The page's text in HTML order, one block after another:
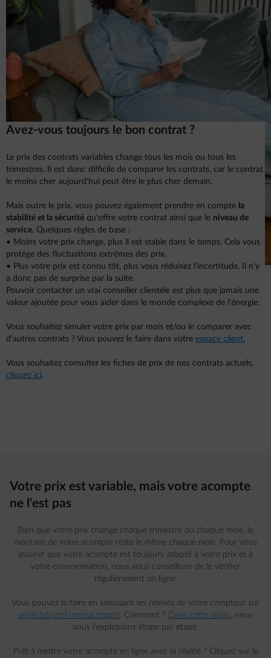
Avez-vous toujours le bon contrat ?
Le prix des contrats variables change tous les mois ou tous les
trimestres. Il est donc difficile de comparer les contrats, car le contrat
le moins cher aujourd'hui peut être le plus cher demain.
Mais outre le prix, vous pouvez également prendre en compte la
stabilité et la sécurité qu'offre votre contrat ainsi que le niveau de
service. Quelques règles de base :
• Moins votre prix change, plus il est stable dans le temps. Cela vous
protège des fluctuations extrêmes des prix.
• Plus votre prix est connu tôt, plus vous réduisez l'incertitude. Il n'y
a donc pas de surprise par la suite.
Pouvoir contacter un vrai conseiller clientèle est plus que jamais une
valeur ajoutée pour vous aider dans le monde complexe de l'énergie.
Vous souhaitez simuler votre prix par mois et/ou le comparer avec
d'autres contrats ? Vous pouvez le faire dans votre espace client.
Vous souhaitez consulter les fiches de prix de nos contrats actuels,
cliquez ici.
Votre prix est variable, mais votre acompte
ne l'est pas
Bien que votre prix change chaque trimestre ou chaque mois, le
montant de votre acompte reste le même chaque mois. Pour vous
assurer que votre acompte est toujours adapté à votre prix et à
votre consommation, nous vous conseillons de le vérifier
régulièrement en ligne.
Vous pouvez le faire en saisissant les relevés de votre compteur sur
engie.be/prof/monacompte. Comment ? Dans cette vidéo, nous
vous l'expliquons étape par étape.
Prêt à mettre votre acompte en ligne avec la réalité ? Cliquez sur le